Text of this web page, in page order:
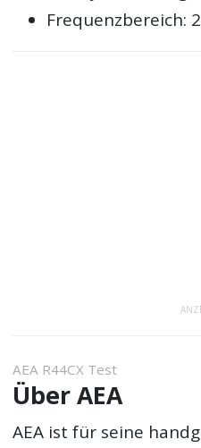
Frequenzbereich:
AEA R44CX Test
Über AEA
AEA ist für seine